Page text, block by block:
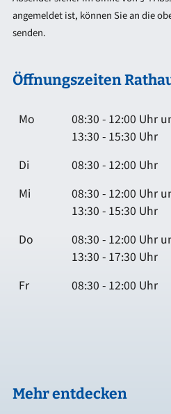
angemeldet ist, können Sie an die
senden.
Öffnungszeiten
Mo
08:30 - 12:00 Uhr
13:30 - 15:30 Uhr
Di
08:30 - 12:00 Uhr
Mi
08:30 - 12:00 Uhr
13:30 - 15:30 Uhr
Do
08:30 - 12:00 Uhr
13:30 - 17:30 Uhr
Fr
08:30 - 12:00 Uhr
Mehr entdecken